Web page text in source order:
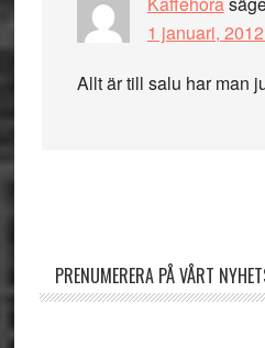
1 januari,
Allt är till salu har man
PRENUMERERA PÅ VÅRT